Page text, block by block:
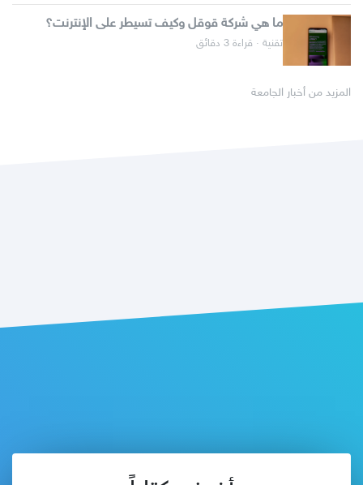
ما هي شركة قوقل وكيف تسيطر على الإنترنت؟
تقنية · قراءة 3 دقائق
المزيد من أخبار الجامعة